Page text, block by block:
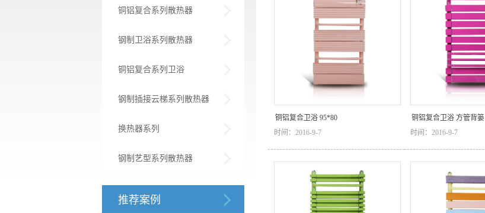
铜铝复合系列散热器
钢制卫浴系列散热器
铜铝复合系列卫浴
钢制插接云梯系列散热器
换热器系列
钢制艺型系列散热器
推荐案例
铜铝复合卫浴 95*80
时间：2016-9-7
铜铝复合卫浴 方管背篓
时间：2016-9-7